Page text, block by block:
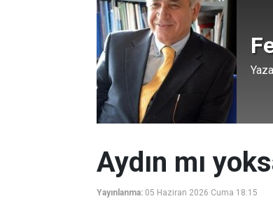
Aydın mı
Yayınlanma: 05 Haziran 2026 Cuma 18:15